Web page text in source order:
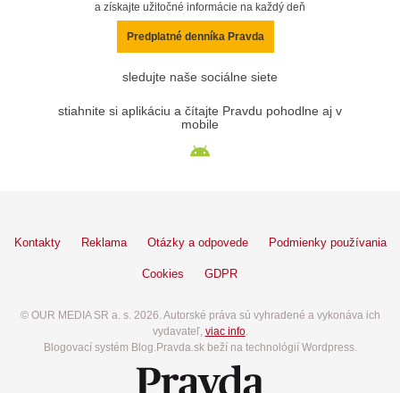
a získajte užitočné informácie na každý deň
Predplatné denníka Pravda
sledujte naše sociálne siete
stiahnite si aplikáciu a čítajte Pravdu pohodlne aj v
mobile
Kontakty Reklama Otázky a odpovede Podmienky používania
Cookies GDPR
© OUR MEDIA SR a. s. 2026. Autorské práva sú vyhradené a vykonáva ich
vydavateľ, viac info.
Blogovací systém Blog.Pravda.sk beží na technológií Wordpress.